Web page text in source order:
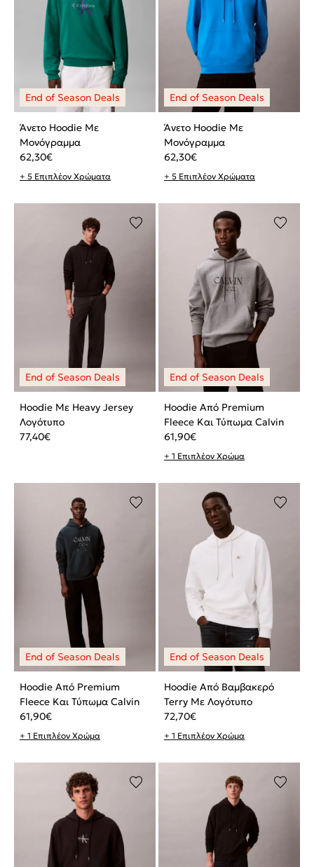
Άνετο Hoodie Με
Μονόγραμμα
62,30€
+ 5 Επιπλέον Χρώματα
Άνετο Hoodie Με
Μονόγραμμα
62,30€
+ 5 Επιπλέον Χρώματα
Hoodie Με Heavy Jersey
Λογότυπο
77,40€
Hoodie Από Premium
Fleece Και Τύπωμα Calvin
61,90€
+ 1 Επιπλέον Χρώμα
Hoodie Από Premium
Fleece Και Τύπωμα Calvin
61,90€
+ 1 Επιπλέον Χρώμα
Hoodie Από Βαμβακερό
Terry Με Λογότυπο
72,70€
+ 1 Επιπλέον Χρώμα